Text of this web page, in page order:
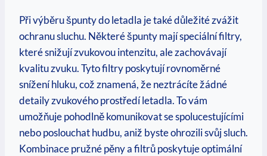
Při výběru špunty do letadla je také důležité zvážit
ochranu sluchu. Některé špunty mají speciální filtry,
které snižují zvukovou intenzitu, ale zachovávají
kvalitu zvuku. Tyto filtry poskytují rovnoměrné
snížení hluku, což znamená, že neztrácíte žádné
detaily zvukového prostředí letadla. To vám
umožňuje pohodlně komunikovat se spolucestujícími
nebo poslouchat hudbu, aniž byste ohrozili svůj sluch.
Kombinace pružné pěny a filtrů poskytuje optimální